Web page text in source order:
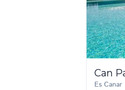
Can
Es Canar